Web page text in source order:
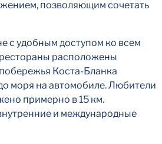
позволяющим сочетать
с удобным доступом ко всем
расположены
Коста-Бланка
моря на автомобиле. Любители
примерно в 15 км.
и международные